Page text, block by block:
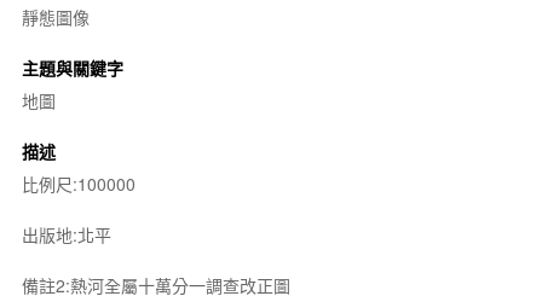
靜態圖像
主題與關鍵字
地圖
描述
比例尺:100000
出版地:北平
備註2:熱河全屬十萬分一調查改正圖